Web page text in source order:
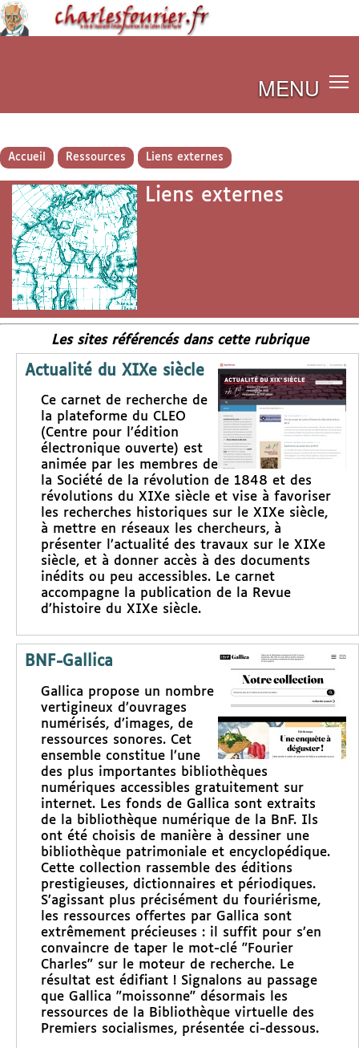
MENU
Accueil Ressources Liens externes
Liens externes
Les sites référencés dans cette rubrique
Actualité du XIXe siècle
Ce carnet de recherche de
la plateforme du CLEO
(Centre pour l’édition
électronique ouverte) est
animée par les membres de
la Société de la révolution de 1848 et des
révolutions du XIXe siècle et vise à favoriser
les recherches historiques sur le XIXe siècle,
à mettre en réseaux les chercheurs, à
présenter l’actualité des travaux sur le XIXe
siècle, et à donner accès à des documents
inédits ou peu accessibles. Le carnet
accompagne la publication de la Revue
d’histoire du XIXe siècle.
BNF-Gallica
Gallica propose un nombre
vertigineux d’ouvrages
numérisés, d’images, de
ressources sonores. Cet
ensemble constitue l’une
des plus importantes bibliothèques
numériques accessibles gratuitement sur
internet. Les fonds de Gallica sont extraits
de la bibliothèque numérique de la BnF. Ils
ont été choisis de manière à dessiner une
bibliothèque patrimoniale et encyclopédique.
Cette collection rassemble des éditions
prestigieuses, dictionnaires et périodiques.
S’agissant plus précisément du fouriérisme,
les ressources offertes par Gallica sont
extrêmement précieuses : il suffit pour s’en
convaincre de taper le mot-clé "Fourier
Charles" sur le moteur de recherche. Le
résultat est édifiant ! Signalons au passage
que Gallica "moissonne" désormais les
ressources de la Bibliothèque virtuelle des
Premiers socialismes, présentée ci-dessous.